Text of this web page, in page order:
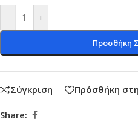
- +
Προσθήκη
Σύγκριση Πρόσθήκη
Share: